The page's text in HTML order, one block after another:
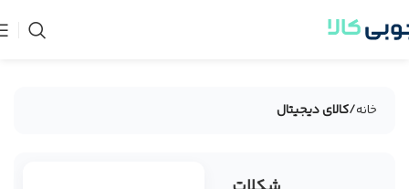
خانه کالای دیجیتال